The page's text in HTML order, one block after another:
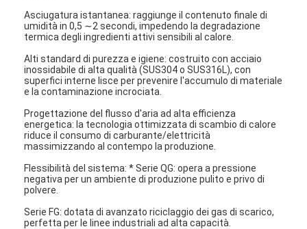
Asciugatura istantanea: raggiunge il contenuto finale di
umidità in 0,5 ∼2 secondi, impedendo la degradazione
termica degli ingredienti attivi sensibili al calore.
Alti standard di purezza e igiene: costruito con acciaio
inossidabile di alta qualità (SUS304 o SUS316L), con
superfici interne lisce per prevenire l'accumulo di materiale
e la contaminazione incrociata.
Progettazione del flusso d'aria ad alta efficienza
energetica: la tecnologia ottimizzata di scambio di calore
riduce il consumo di carburante/elettricità
massimizzando al contempo la produzione.
Flessibilità del sistema: * Serie QG: opera a pressione
negativa per un ambiente di produzione pulito e privo di
polvere.
Serie FG: dotata di avanzato riciclaggio dei gas di scarico,
perfetta per le linee industriali ad alta capacità.